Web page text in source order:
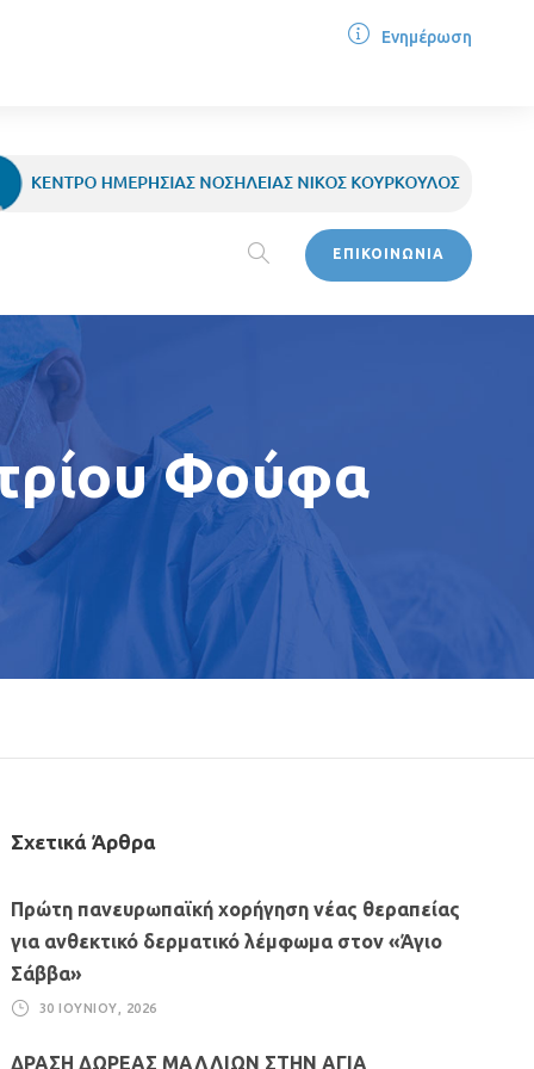
Ενημέρωση
ΕΠΙΚΟΙΝΩΝΙΑ
Φούφα
Σχετικά Άρθρα
Πρώτη πανευρωπαϊκή χορήγηση νέας θεραπείας
για ανθεκτικό δερματικό λέμφωμα στον «Άγιο
Σάββα»
30 ΙΟΥΝΊΟΥ, 2026
ΔΡΑΣΗ ΔΩΡΕΑΣ ΜΑΛΛΙΩΝ ΣΤΗΝ ΑΓΙΑ